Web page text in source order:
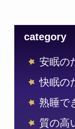
category
安眠の
快眠の
熟睡で
質の高